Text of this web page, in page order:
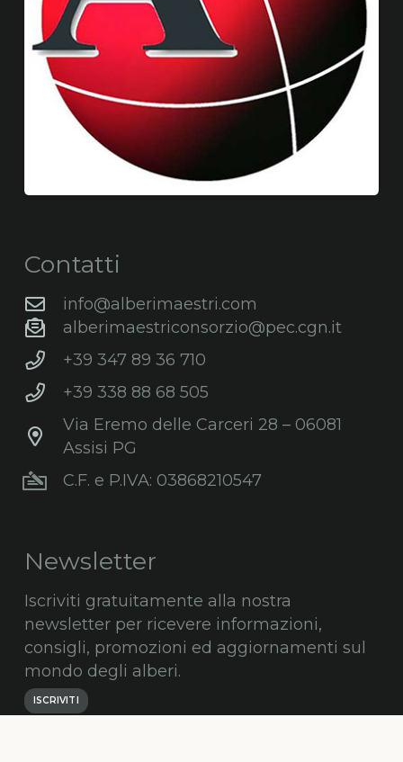
Contatti
info@alberimaestri.com
alberimaestriconsorzio@pec.cgn.it
+39 347 89 36 710
+39 338 88 68 505
Via Eremo delle Carceri 28 – 06081
Assisi PG
C.F. e P.IVA: 03868210547
Newsletter
Iscriviti gratuitamente alla nostra
newsletter per ricevere informazioni,
consigli, promozioni ed aggiornamenti sul
mondo degli alberi.
ISCRIVITI